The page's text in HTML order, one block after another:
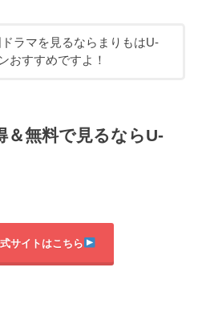
ラマを見るならまりもはU-
おすすめですよ！
＆無料で見るならU-
サイトはこちら